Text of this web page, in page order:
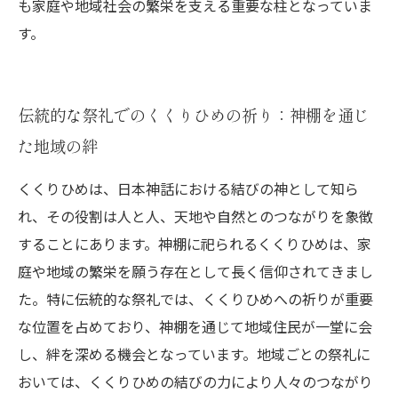
も家庭や地域社会の繁栄を支える重要な柱となっていま
す。
伝統的な祭礼でのくくりひめの祈り：神棚を通じ
た地域の絆
くくりひめは、日本神話における結びの神として知ら
れ、その役割は人と人、天地や自然とのつながりを象徴
することにあります。神棚に祀られるくくりひめは、家
庭や地域の繁栄を願う存在として長く信仰されてきまし
た。特に伝統的な祭礼では、くくりひめへの祈りが重要
な位置を占めており、神棚を通じて地域住民が一堂に会
し、絆を深める機会となっています。地域ごとの祭礼に
おいては、くくりひめの結びの力により人々のつながり